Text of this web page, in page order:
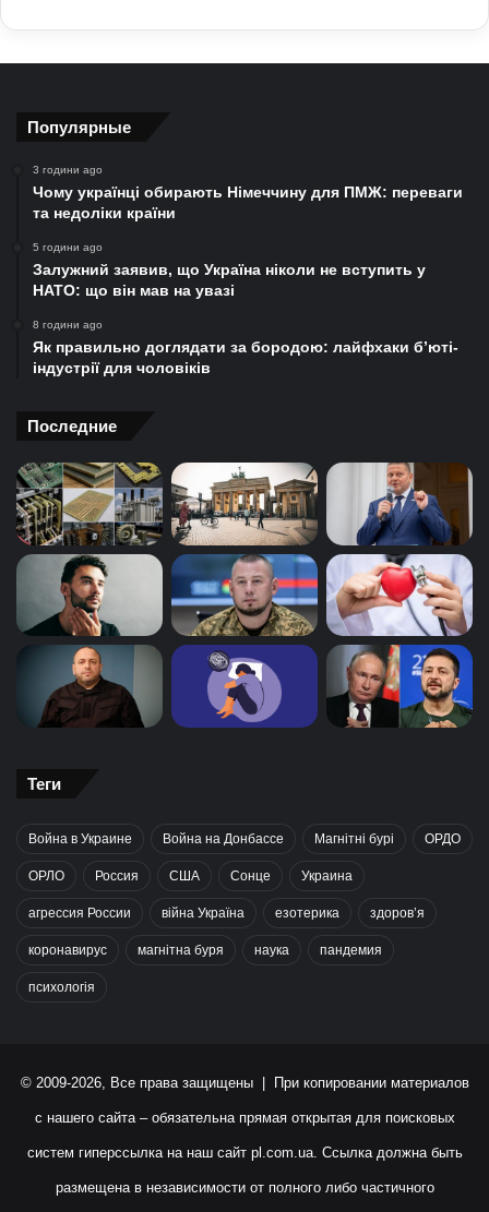
Популярные
3 години ago
Чому українці обирають Німеччину для ПМЖ: переваги
та недоліки країни
5 години ago
Залужний заявив, що Україна ніколи не вступить у
НАТО: що він мав на увазі
8 години ago
Як правильно доглядати за бородою: лайфхаки б’юті-
індустрії для чоловіків
Последние
Теги
Война в Украине Война на Донбассе Магнітні бурі ОРДО
ОРЛО Россия США Сонце Украина
агрессия России війна Україна езотерика здоров’я
коронавирус магнітна буря наука пандемия
психологія
© 2009-2026, Все права защищены | При копировании материалов
с нашего сайта – обязательна прямая открытая для поисковых
систем гиперссылка на наш сайт pl.com.ua. Ссылка должна быть
размещена в независимости от полного либо частичного